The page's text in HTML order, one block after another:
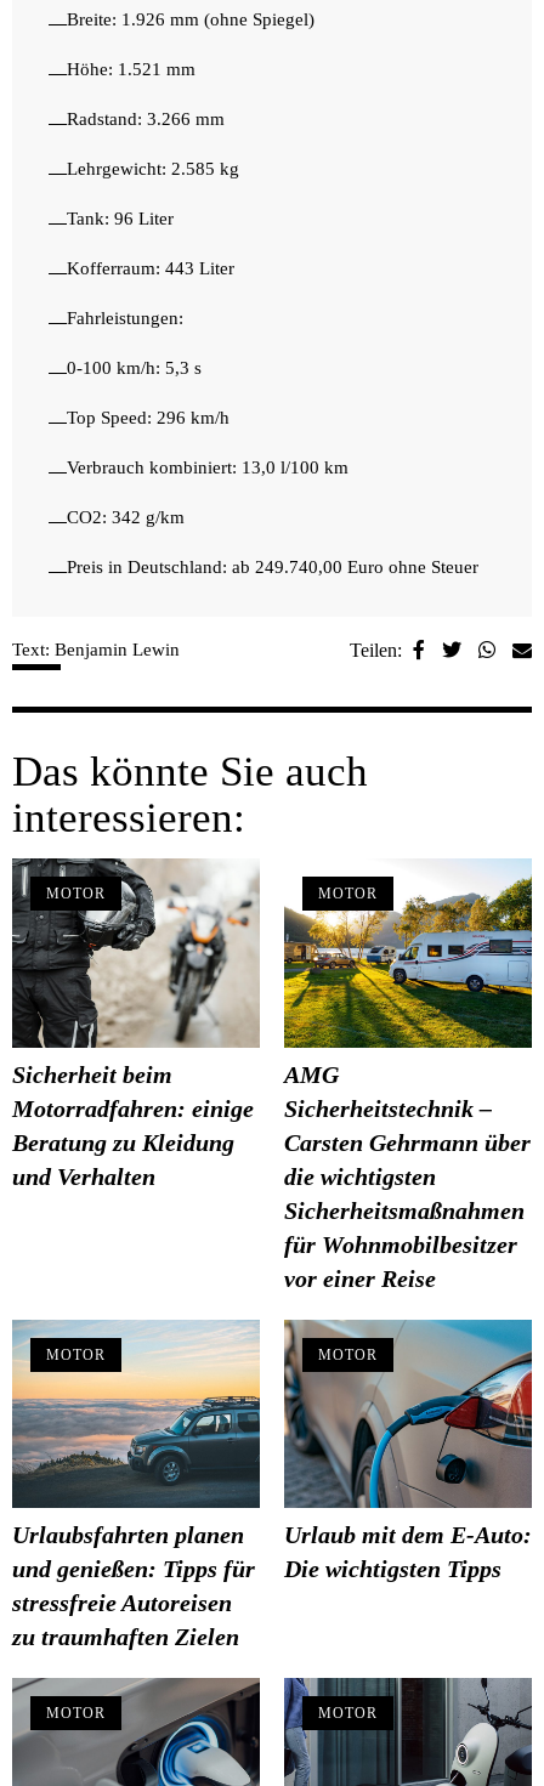
Breite: 1.926 mm (ohne Spiegel)
Höhe: 1.521 mm
Radstand: 3.266 mm
Lehrgewicht: 2.585 kg
Tank: 96 Liter
Kofferraum: 443 Liter
Fahrleistungen:
0-100 km/h: 5,3 s
Top Speed: 296 km/h
Verbrauch kombiniert: 13,0 l/100 km
CO2: 342 g/km
Preis in Deutschland: ab 249.740,00 Euro ohne Steuer
Text: Benjamin Lewin Teilen:
Das könnte Sie auch
interessieren:
MOTOR
Sicherheit beim
Motorradfahren: einige
Beratung zu Kleidung
und Verhalten
MOTOR
AMG
Sicherheitstechnik –
Carsten Gehrmann über
die wichtigsten
Sicherheitsmaßnahmen
für Wohnmobilbesitzer
vor einer Reise
MOTOR
Urlaubsfahrten planen
und genießen: Tipps für
stressfreie Autoreisen
zu traumhaften Zielen
MOTOR
Urlaub mit dem E-Auto:
Die wichtigsten Tipps
MOTOR MOTOR